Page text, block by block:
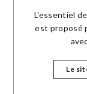
L'essentiel
est proposé
Le